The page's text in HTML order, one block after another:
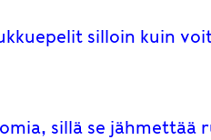
silloin kuin
sillä se jähmettää